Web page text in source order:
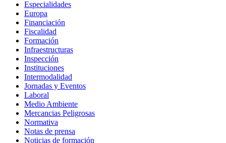
Especialidades
Europa
Financiación
Fiscalidad
Formación
Infraestructuras
Inspección
Instituciones
Intermodalidad
Jornadas y Eventos
Laboral
Medio Ambiente
Mercancias Peligrosas
Normativa
Notas de prensa
Noticias de formación